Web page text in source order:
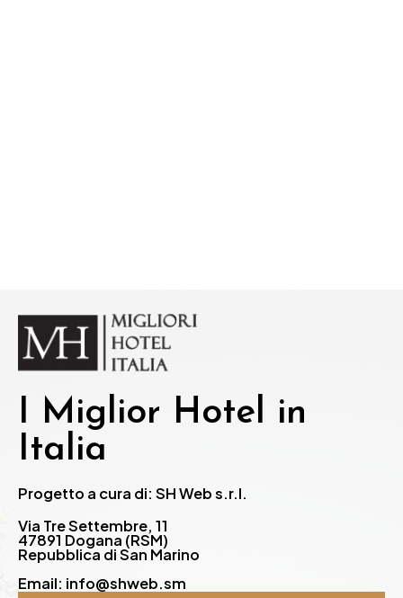
I Miglior Hotel in
Italia
Progetto a cura di: SH Web s.r.l.
Via Tre Settembre, 11
47891 Dogana (RSM)
Repubblica di San Marino
Email: info@shweb.sm